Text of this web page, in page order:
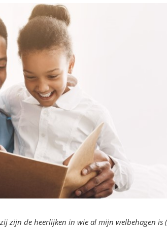
zijn de heerlijken in wie al mijn welbehagen is (